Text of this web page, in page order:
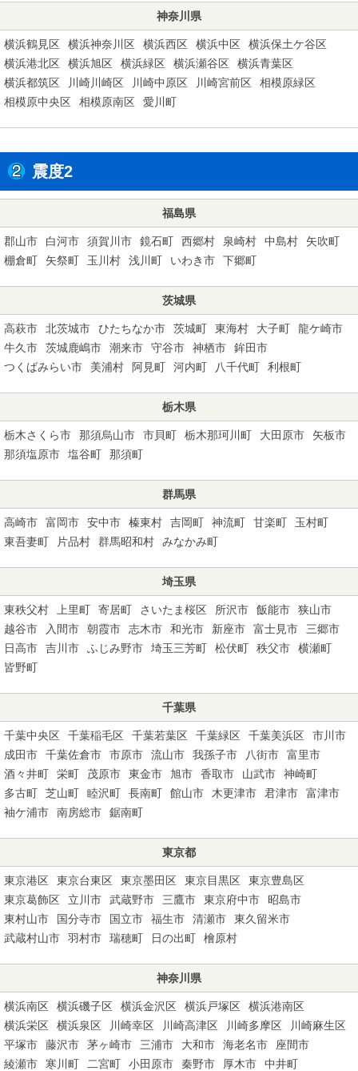
神奈川県
横浜鶴見区 横浜神奈川区 横浜西区 横浜中区
横浜保土ケ谷区
横浜港北区
横浜旭区 横浜緑区 横浜瀬谷区
横浜青葉区
横浜都筑区
川崎川崎区 川崎中原区 川崎宮前区
相模原緑区
相模原中央区
相模原南区 愛川町
震度2
福島県
郡山市 白河市 須賀川市 鏡石町 西郷村 泉崎村 中島村
矢吹町
棚倉町
矢祭町 玉川村 浅川町 いわき市 下郷町
茨城県
高萩市 北茨城市 ひたちなか市 茨城町 東海村 大子町
龍ケ崎市
牛久市
茨城鹿嶋市 潮来市 守谷市 神栖市
鉾田市
つくばみらい市
美浦村 阿見町 河内町 八千代町 利根町
栃木県
栃木さくら市 那須烏山市 市貝町 栃木那珂川町 大田原市
矢板市
那須塩原市
塩谷町 那須町
群馬県
高崎市 富岡市 安中市 榛東村 吉岡町 神流町 甘楽町
玉村町
東吾妻町
片品村 群馬昭和村 みなかみ町
埼玉県
東秩父村 上里町 寄居町 さいたま桜区 所沢市 飯能市
狭山市
越谷市
入間市 朝霞市 志木市 和光市 新座市 富士見市
三郷市
日高市
吉川市 ふじみ野市 埼玉三芳町 松伏町 秩父市
横瀬町
皆野町
千葉県
千葉中央区 千葉稲毛区 千葉若葉区 千葉緑区 千葉美浜区
市川市
成田市
千葉佐倉市 市原市 流山市 我孫子市 八街市
富里市
酒々井町
栄町 茂原市 東金市 旭市 香取市 山武市
神崎町
多古町
芝山町 睦沢町 長南町 館山市 木更津市 君津市
富津市
袖ケ浦市
南房総市 鋸南町
東京都
東京港区 東京台東区 東京墨田区 東京目黒区
東京豊島区
東京葛飾区
立川市 武蔵野市 三鷹市 東京府中市
昭島市
東村山市
国分寺市 国立市 福生市 清瀬市
東久留米市
武蔵村山市
羽村市 瑞穂町 日の出町 檜原村
神奈川県
横浜南区 横浜磯子区 横浜金沢区 横浜戸塚区
横浜港南区
横浜栄区
横浜泉区 川崎幸区 川崎高津区 川崎多摩区
川崎麻生区
平塚市
藤沢市 茅ヶ崎市 三浦市 大和市 海老名市
座間市
綾瀬市
寒川町 二宮町 小田原市 秦野市 厚木市
中井町